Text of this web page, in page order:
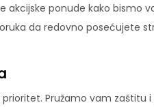
akcijske ponude kako
da redovno posećujete
Pružamo vam